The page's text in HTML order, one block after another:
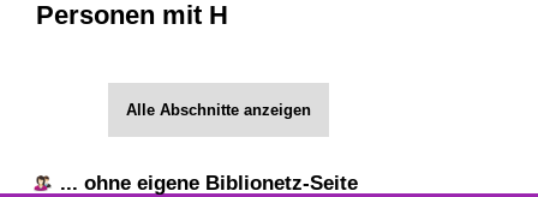
Personen mit H
Alle Abschnitte anzeigen
... ohne eigene Biblionetz-Seite